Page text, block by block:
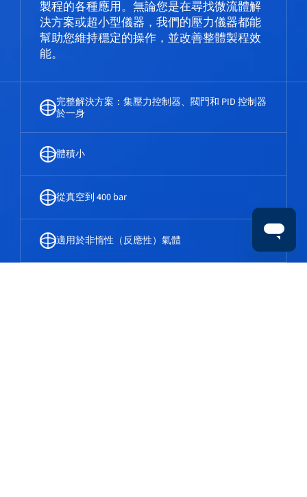
製程的各種應用。無論您是在尋找微流體解
決方案或超小型儀器，我們的壓力儀器都能
幫助您維持穩定的操作，並改善整體製程效
能。
完整解決方案：集壓力控制器、閥門和 PID 控制器
於一身
體積小
從真空到 400 bar
適用於非惰性（反應性）氣體